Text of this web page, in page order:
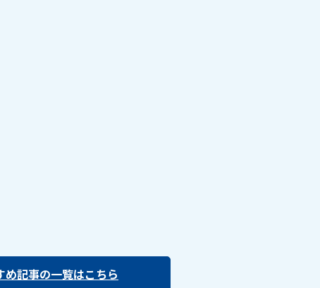
め記事の一覧はこちら